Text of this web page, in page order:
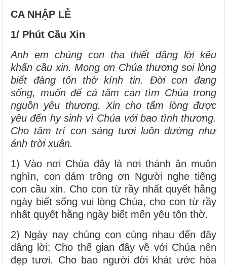
CA NHẬP LỄ
1/ Phút Cầu Xin
Anh em chúng con tha thiết dâng lời kêu
khấn cầu xin. Mong ơn Chúa thương soi lòng
biết đàng tôn thờ kính tin. Đời con đang
sống, muốn để cả tâm can tìm Chúa trong
nguồn yêu thương. Xin cho tấm lòng được
yêu đến hy sinh vì Chúa với bao tình thương.
Cho tâm trí con sáng tươi luôn dường như
ánh trời xuân.
1) Vào nơi Chúa đây là nơi thánh ân muôn
nghìn, con dám trông ơn Người nghe tiếng
con cầu xin. Cho con từ rầy nhất quyết hằng
ngày biết sống vui lòng Chúa, cho con từ rầy
nhất quyết hằng ngày biết mến yêu tôn thờ.
2) Ngày nay chúng con cùng nhau đến đây
dâng lời: Cho thế gian đây về với Chúa nên
đẹp tươi. Cho bao người đời khát ước hòa